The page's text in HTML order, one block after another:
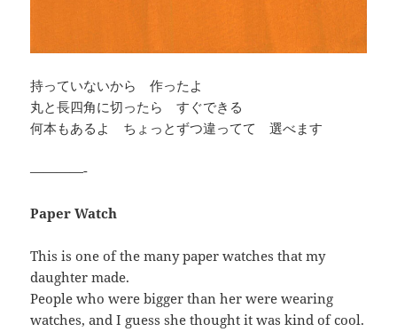
持っていないから 作ったよ
丸と長四角に切ったら すぐできる
何本もあるよ ちょっとずつ違ってて 選べます
————-
Paper Watch
This is one of the many paper watches that my
daughter made.
People who were bigger than her were wearing
watches, and I guess she thought it was kind of cool.